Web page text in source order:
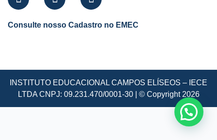
Consulte nosso Cadastro no EMEC
INSTITUTO EDUCACIONAL CAMPOS ELÍSEOS – IECE
LTDA CNPJ: 09.231.470/0001-30 | © Copyright 2026